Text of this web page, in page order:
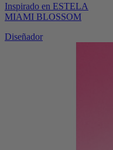
Inspirado en ESTELA
MIAMI BLOSSOM
Diseñador